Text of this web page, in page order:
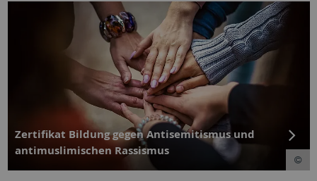
Zertifikat Bildung gegen Antisemitismus und
antimuslimischen Rassismus